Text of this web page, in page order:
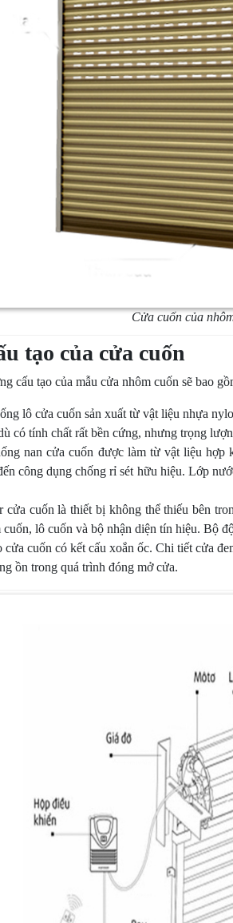
Cửa cuốn của
tạo của cửa cuốn
cấu tạo của mẫu cửa nhôm cuốn sẽ bao
lô cửa cuốn sản xuất từ vật liệu nhựa
có tính chất rất bền cứng, nhưng trọng
nan cửa cuốn được làm từ vật liệu hợp
công dụng chống rỉ sét hữu hiệu. Lớp
cửa cuốn là thiết bị không thể thiếu bên
cuốn, lô cuốn và bộ nhận diện tín hiệu. Bộ
cửa cuốn có kết cấu xoắn ốc. Chi tiết cửa
ồn trong quá trình đóng mở cửa.